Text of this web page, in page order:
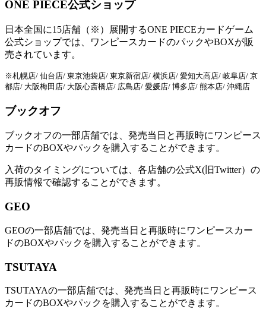
ONE PIECE公式ショップ
日本全国に15店舗（※）展開するONE PIECEカードゲーム
公式ショップでは、ワンピースカードのパックやBOXが販
売されています。
※札幌店/ 仙台店/ 東京池袋店/ 東京新宿店/ 横浜店/ 愛知大高店/ 岐阜店/ 京
都店/ 大阪梅田店/ 大阪心斎橋店/ 広島店/ 愛媛店/ 博多店/ 熊本店/ 沖縄店
ブックオフ
ブックオフの一部店舗では、発売当日と再販時にワンピース
カードのBOXやパックを購入することができます。
入荷のタイミングについては、各店舗の公式X(旧Twitter）の
再販情報で確認することができます。
GEO
GEOの一部店舗では、発売当日と再販時にワンピースカー
ドのBOXやパックを購入することができます。
TSUTAYA
TSUTAYAの一部店舗では、発売当日と再販時にワンピース
カードのBOXやパックを購入することができます。